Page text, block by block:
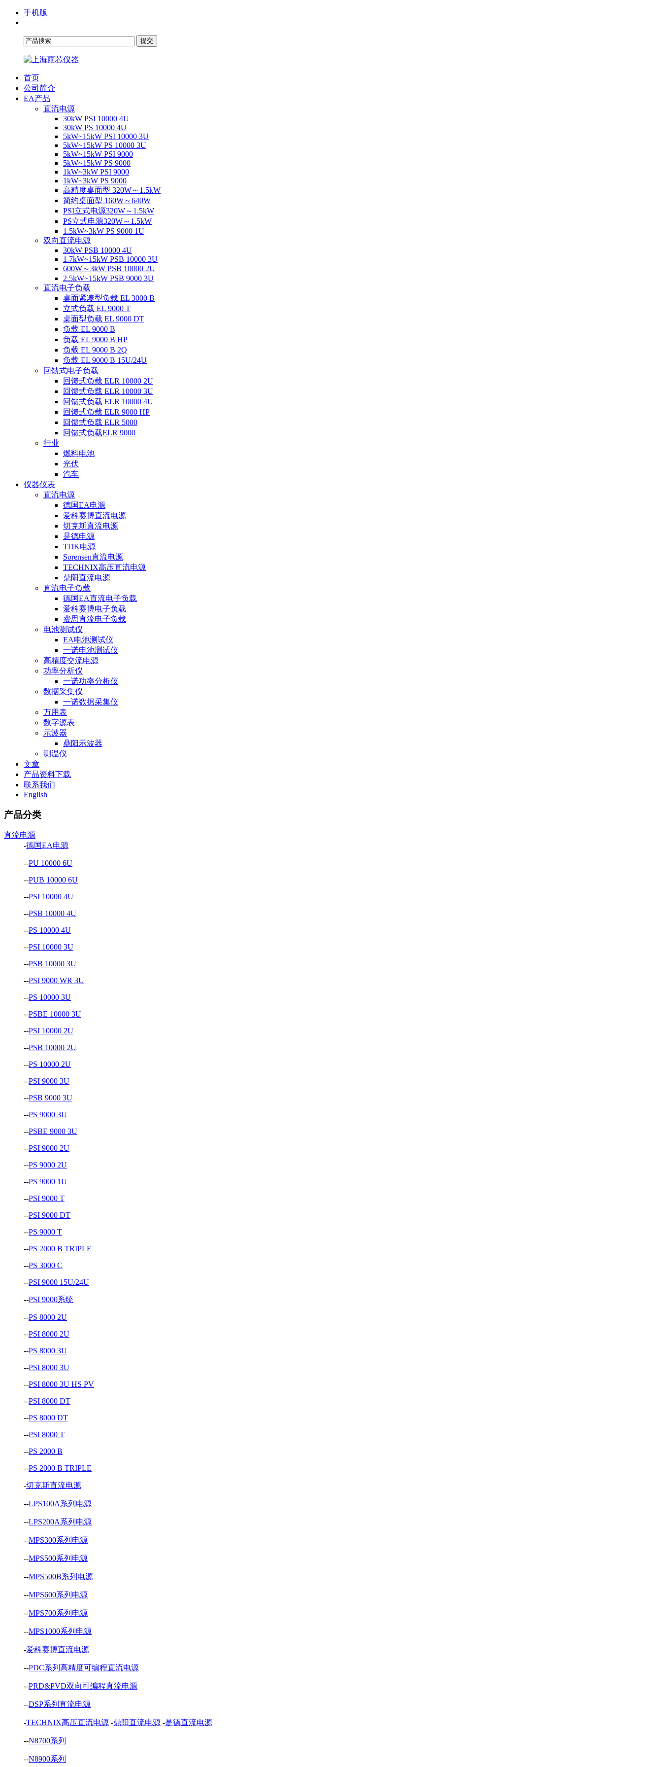
手机版
首页
公司简介
EA产品
直流电源
30kW PSI 10000 4U
30kW PS 10000 4U
5kW~15kW PSI 10000 3U
5kW~15kW PS 10000 3U
5kW~15kW PSI 9000
5kW~15kW PS 9000
1kW~3kW PSI 9000
1kW~3kW PS 9000
高精度桌面型 320W～1.5kW
简约桌面型 160W～640W
PSI立式电源320W～1.5kW
PS立式电源320W～1.5kW
1.5kW~3kW PS 9000 1U
双向直流电源
30kW PSB 10000 4U
1.7kW~15kW PSB 10000 3U
600W～3kW PSB 10000 2U
2.5kW~15kW PSB 9000 3U
直流电子负载
桌面紧凑型负载 EL 3000 B
立式负载 EL 9000 T
桌面型负载 EL 9000 DT
负载 EL 9000 B
负载 EL 9000 B HP
负载 EL 9000 B 2Q
负载 EL 9000 B 15U/24U
回馈式电子负载
回馈式负载 ELR 10000 2U
回馈式负载 ELR 10000 3U
回馈式负载 ELR 10000 4U
回馈式负载 ELR 9000 HP
回馈式负载 ELR 5000
回馈式负载ELR 9000
行业
燃料电池
光伏
汽车
仪器仪表
直流电源
德国EA电源
爱科赛博直流电源
切克斯直流电源
是德电源
TDK电源
Sorensen直流电源
TECHNIX高压直流电源
鼎阳直流电源
直流电子负载
德国EA直流电子负载
爱科赛博电子负载
费思直流电子负载
电池测试仪
EA电池测试仪
一诺电池测试仪
高精度交流电源
功率分析仪
一诺功率分析仪
数据采集仪
一诺数据采集仪
万用表
数字源表
示波器
鼎阳示波器
测温仪
文章
产品资料下载
联系我们
English
产品分类
直流电源
-德国EA电源
--PU 10000 6U
--PUB 10000 6U
--PSI 10000 4U
--PSB 10000 4U
--PS 10000 4U
--PSI 10000 3U
--PSB 10000 3U
--PSI 9000 WR 3U
--PS 10000 3U
--PSBE 10000 3U
--PSI 10000 2U
--PSB 10000 2U
--PS 10000 2U
--PSI 9000 3U
--PSB 9000 3U
--PS 9000 3U
--PSBE 9000 3U
--PSI 9000 2U
--PS 9000 2U
--PS 9000 1U
--PSI 9000 T
--PSI 9000 DT
--PS 9000 T
--PS 2000 B TRIPLE
--PS 3000 C
--PSI 9000 15U/24U
--PSI 9000系统
--PS 8000 2U
--PSI 8000 2U
--PS 8000 3U
--PSI 8000 3U
--PSI 8000 3U HS PV
--PSI 8000 DT
--PS 8000 DT
--PSI 8000 T
--PS 2000 B
--PS 2000 B TRIPLE
-切克斯直流电源
--LPS100A系列电源
--LPS200A系列电源
--MPS300系列电源
--MPS500系列电源
--MPS500B系列电源
--MPS600系列电源
--MPS700系列电源
--MPS1000系列电源
-爱科赛博直流电源
--PDC系列高精度可编程直流电源
--PRD&PVD双向可编程直流电源
--DSP系列直流电源
-TECHNIX高压直流电源 -鼎阳直流电源 -是德直流电源
--N8700系列
--N8900系列